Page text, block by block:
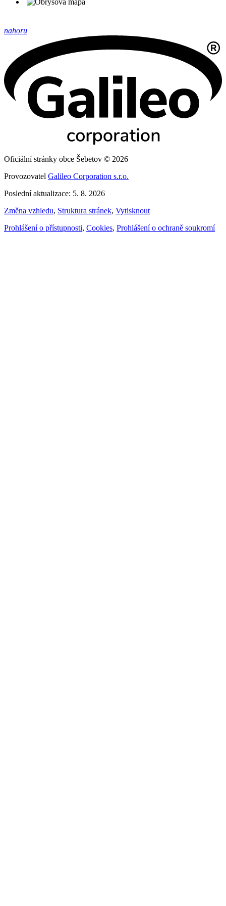
nahoru
Oficiální stránky obce Šebetov © 2026
Provozovatel Galileo Corporation s.r.o.
Poslední aktualizace: 5. 8. 2026
Změna vzhledu, Struktura stránek, Vytisknout
Prohlášení o přístupnosti, Cookies, Prohlášení o ochraně soukromí